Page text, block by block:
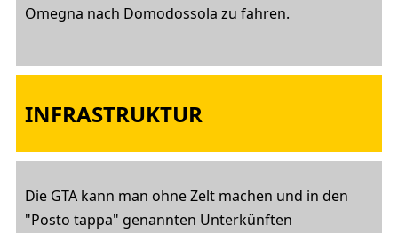
Omegna nach Domodossola zu fahren.
INFRASTRUKTUR
Die GTA kann man ohne Zelt machen und in den
"Posto tappa" genannten Unterkünften